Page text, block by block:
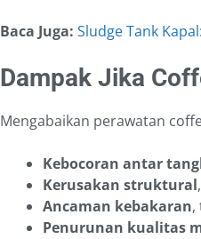
Baca Juga: Sludge Tank
Dampak Jika
Mengabaikan perawatan
Kebocoran antar
Kerusakan struktural
Ancaman kebakaran,
Penurunan kualitas